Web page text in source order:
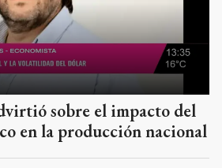
sobre el impacto del
en la producción nacional